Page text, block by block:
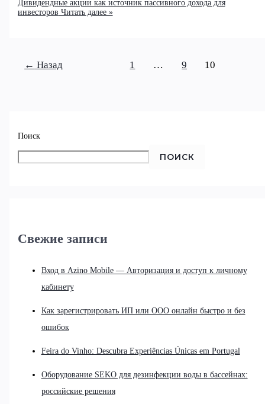
Поиск
ПОИСК
Свежие записи
Вход в Azino Mobile — Авторизация и доступ к личному
кабинету
Как зарегистрировать ИП или ООО онлайн быстро и без
ошибок
Feira do Vinho: Descubra Experiências Únicas em Portugal
Оборудование SEKO для дезинфекции воды в бассейнах:
российские решения
Дивидендные акции как источник пассивного дохода для
инвесторов Читать далее »
← Назад 1 … 9 10